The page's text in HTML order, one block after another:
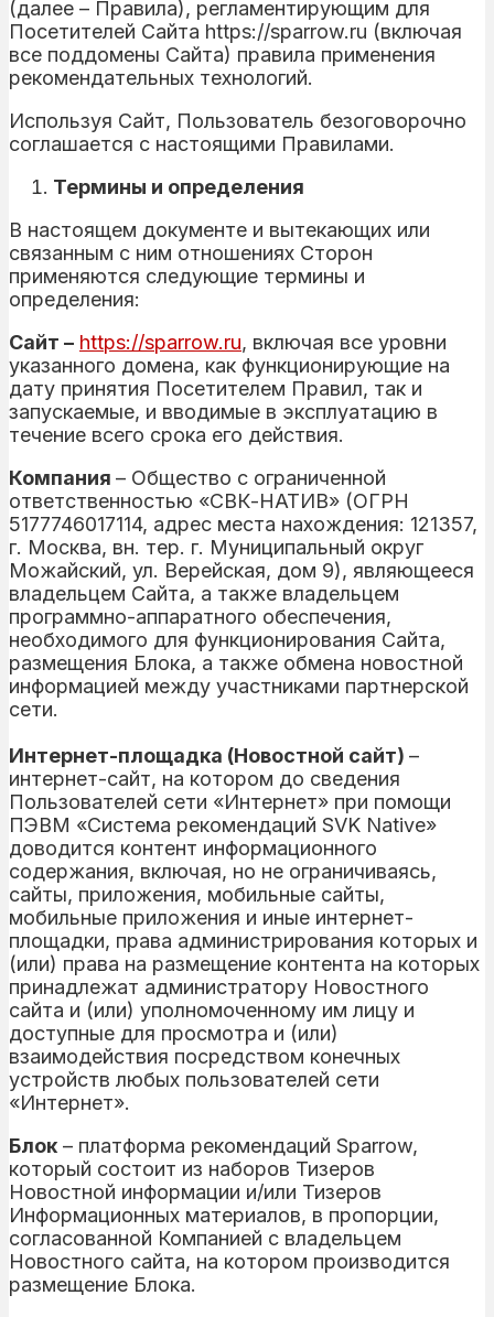
(далее – Правила), регламентирующим для
Посетителей Сайта https://sparrow.ru (включая
все поддомены Сайта) правила применения
рекомендательных технологий.
Используя Сайт, Пользователь безоговорочно
соглашается с настоящими Правилами.
Термины и определения
В настоящем документе и вытекающих или
связанным с ним отношениях Сторон
применяются следующие термины и
определения:
Сайт – https://sparrow.ru, включая все уровни
указанного домена, как функционирующие на
дату принятия Посетителем Правил, так и
запускаемые, и вводимые в эксплуатацию в
течение всего срока его действия.
Компания – Общество с ограниченной
ответственностью «СВК-НАТИВ» (ОГРН
5177746017114, адрес места нахождения: 121357,
г. Москва, вн. тер. г. Муниципальный округ
Можайский, ул. Верейская, дом 9), являющееся
владельцем Сайта, а также владельцем
программно-аппаратного обеспечения,
необходимого для функционирования Сайта,
размещения Блока, а также обмена новостной
информацией между участниками партнерской
сети.
Интернет-площадка (Новостной сайт) –
интернет-сайт, на котором до сведения
Пользователей сети «Интернет» при помощи
ПЭВМ «Система рекомендаций SVK Native»
доводится контент информационного
содержания, включая, но не ограничиваясь,
сайты, приложения, мобильные сайты,
мобильные приложения и иные интернет-
площадки, права администрирования которых и
(или) права на размещение контента на которых
принадлежат администратору Новостного
сайта и (или) уполномоченному им лицу и
доступные для просмотра и (или)
взаимодействия посредством конечных
устройств любых пользователей сети
«Интернет».
Блок – платформа рекомендаций Sparrow,
который состоит из наборов Тизеров
Новостной информации и/или Тизеров
Информационных материалов, в пропорции,
согласованной Компанией с владельцем
Новостного сайта, на котором производится
размещение Блока.